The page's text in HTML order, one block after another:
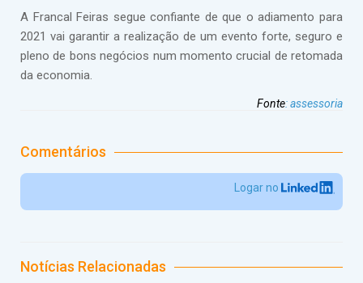
A Francal Feiras segue confiante de que o adiamento para
2021 vai garantir a realização de um evento forte, seguro e
pleno de bons negócios num momento crucial de retomada
da economia.
Fonte:assessoria
Comentários
Logar no
Notícias Relacionadas